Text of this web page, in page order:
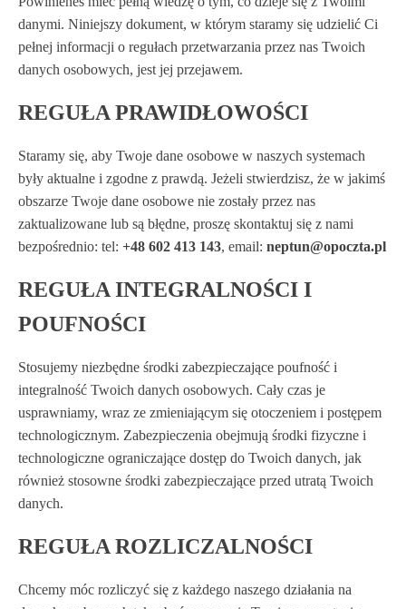
danymi. Niniejszy dokument, w którym staramy się udzielić Ci
pełnej informacji o regułach przetwarzania przez nas Twoich
danych osobowych, jest jej przejawem.
REGUŁA PRAWIDŁOWOŚCI
Staramy się, aby Twoje dane osobowe w naszych systemach
były aktualne i zgodne z prawdą. Jeżeli stwierdzisz, że w jakimś
obszarze Twoje dane osobowe nie zostały przez nas
zaktualizowane lub są błędne, proszę skontaktuj się z nami
bezpośrednio: tel: +48 602 413 143, email: neptun@opoczta.pl
REGUŁA INTEGRALNOŚCI I
POUFNOŚCI
Stosujemy niezbędne środki zabezpieczające poufność i
integralność Twoich danych osobowych. Cały czas je
usprawniamy, wraz ze zmieniającym się otoczeniem i postępem
technologicznym. Zabezpieczenia obejmują środki fizyczne i
technologiczne ograniczające dostęp do Twoich danych, jak
również stosowne środki zabezpieczające przed utratą Twoich
danych.
REGUŁA ROZLICZALNOŚCI
Chcemy móc rozliczyć się z każdego naszego działania na